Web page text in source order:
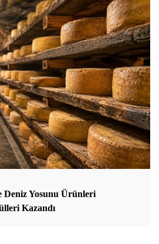
Deniz Yosunu Ürünleri
Kazandı